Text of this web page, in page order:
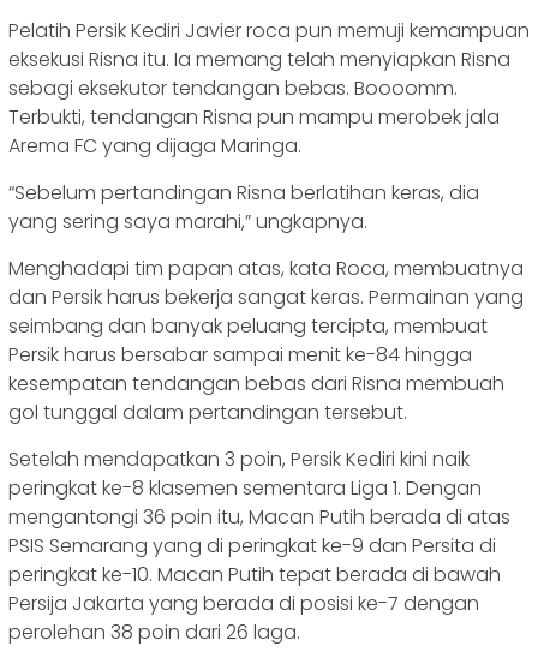
Pelatih Persik Kediri Javier roca pun memuji kemampuan
eksekusi Risna itu. Ia memang telah menyiapkan Risna
sebagi eksekutor tendangan bebas. Boooomm.
Terbukti, tendangan Risna pun mampu merobek jala
Arema FC yang dijaga Maringa.
“Sebelum pertandingan Risna berlatihan keras, dia
yang sering saya marahi,” ungkapnya.
Menghadapi tim papan atas, kata Roca, membuatnya
dan Persik harus bekerja sangat keras. Permainan yang
seimbang dan banyak peluang tercipta, membuat
Persik harus bersabar sampai menit ke-84 hingga
kesempatan tendangan bebas dari Risna membuah
gol tunggal dalam pertandingan tersebut.
Setelah mendapatkan 3 poin, Persik Kediri kini naik
peringkat ke-8 klasemen sementara Liga 1. Dengan
mengantongi 36 poin itu, Macan Putih berada di atas
PSIS Semarang yang di peringkat ke-9 dan Persita di
peringkat ke-10. Macan Putih tepat berada di bawah
Persija Jakarta yang berada di posisi ke-7 dengan
perolehan 38 poin dari 26 laga.